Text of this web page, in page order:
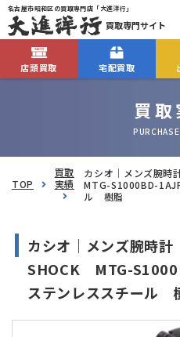
名古屋市昭和区の買取専門店「大進洋行」
買取専門サイト
店頭買取 宅配買取
買取
TOP
買取
実績
カシオ｜メンズ腕
MTG-S1000BD-
ル 樹脂
カシオ｜メンズ腕時
SHOCK MTG-
ステンレススチール